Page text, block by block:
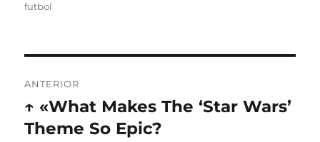
futbol
de
entradas
ANTERIOR
Entrada
anterior:
↑ «What Makes The ‘Star Wars’
Theme So Epic?